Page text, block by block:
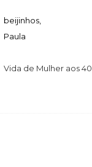
beijinhos,
Paula
Vida de Mulher aos 40